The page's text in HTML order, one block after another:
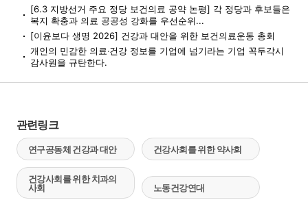
[6.3 지방선거 주요 정당 보건의료 공약 논평] 각 정당과 후보들은
복지 확충과 의료 공공성 강화를 우선순위...
[이윤보다 생명 2026] 건강과 대안을 위한 보건의료운동 총회
개인의 민감한 의료‧건강 정보를 기업에 넘기라는 기업 꼭두각시
감사원을 규탄한다.
관련링크
연구공동체 건강과 대안 건강사회를 위한 약사회
건강사회를 위한 치과의
사회
노동건강연대